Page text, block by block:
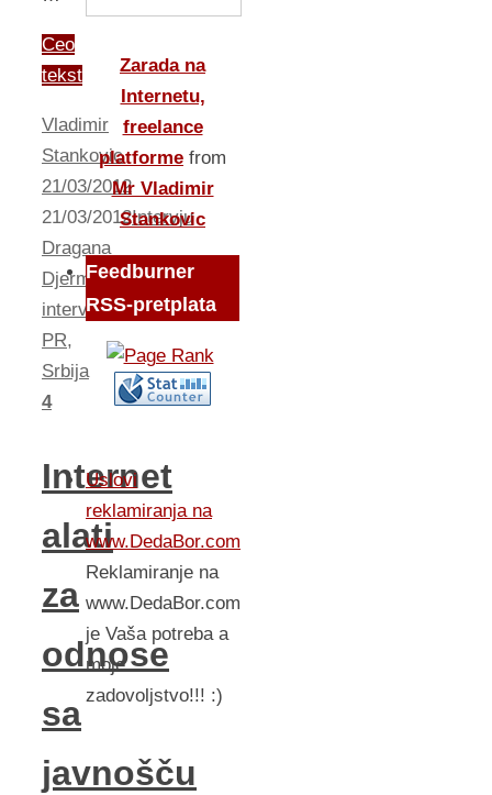
Ceo
tekst
Vladimir
Stankovic
21/03/2012
21/03/2012Intervju
Dragana
Djermanovic,
intervju,
PR,
Srbija
4
Internet
alati
za
odnose
sa
javnošču
Zarada na
Internetu,
freelance
platforme from
Mr Vladimir
Stankovic
Feedburner
RSS-pretplata
Uslovi
reklamiranja na
www.DedaBor.com
Reklamiranje na
www.DedaBor.com
je Vaša potreba a
moje
zadovoljstvo!!! :)